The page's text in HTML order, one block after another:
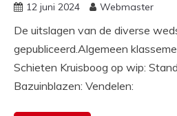
12 juni 2024 Webmaster
De uitslagen van de diverse
gepubliceerd.Algemeen
Schieten Kruisboog op wip:
Bazuinblazen: Vendelen: